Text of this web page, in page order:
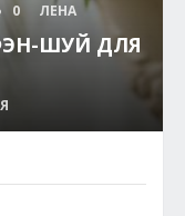
0 ЛЕНА
ШУЙ ДЛЯ